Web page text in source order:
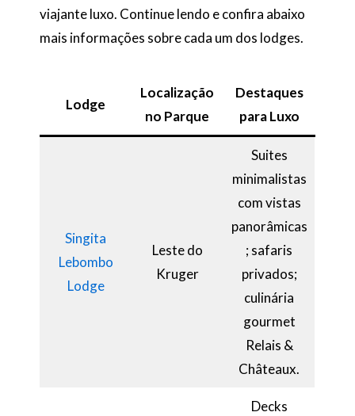
viajante luxo. Continue lendo e confira abaixo
mais informações sobre cada um dos lodges.
Lodge
Localização
no Parque
Destaques
para Luxo
Singita
Lebombo
Lodge
Leste do
Kruger
Suites
minimalistas
com vistas
panorâmicas
; safaris
privados;
culinária
gourmet
Relais &
Châteaux.
Decks